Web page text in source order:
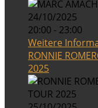
24/10/2025
20:00 - 23:00
Weitere
RONNIE
2025